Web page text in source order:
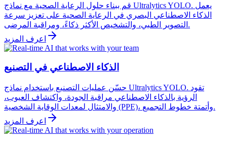
قم ببناء حلول الرعاية الصحية مع نماذج Ultralytics YOLO. يعمل
الذكاء الاصطناعي البصري في الرعاية الصحية على تعزيز سرعة
التصوير الطبي، والتشخيص الأكثر ذكاءً، ومراقبة المرضى.
اعرف المزيد
الذكاء الاصطناعي في التصنيع
حسّن عمليات التصنيع باستخدام نماذج Ultralytics YOLO. تقود
الرؤية بالذكاء الاصطناعي مراقبة الجودة، واكتشاف العيوب،
والامتثال لمعدات الوقاية الشخصية (PPE)، وأتمتة خطوط التجميع.
اعرف المزيد